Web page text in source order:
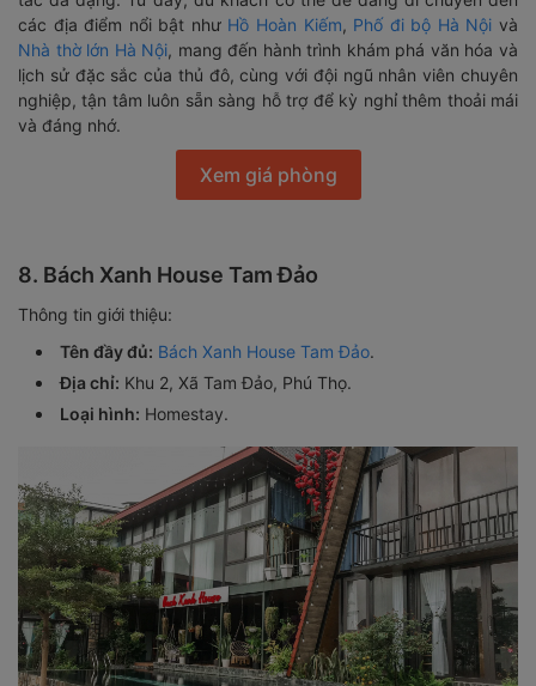
các địa điểm nổi bật như Hồ Hoàn Kiếm, Phố đi bộ Hà Nội và
Nhà thờ lớn Hà Nội, mang đến hành trình khám phá văn hóa và
lịch sử đặc sắc của thủ đô, cùng với đội ngũ nhân viên chuyên
nghiệp, tận tâm luôn sẵn sàng hỗ trợ để kỳ nghỉ thêm thoải mái
và đáng nhớ.
Xem giá phòng
8. Bách Xanh House Tam Đảo
Thông tin giới thiệu:
Tên đầy đủ: Bách Xanh House Tam Đảo.
Địa chỉ: Khu 2, Xã Tam Đảo, Phú Thọ.
Loại hình: Homestay.